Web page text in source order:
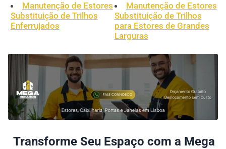
Manutenção de Estores
Substituição de Trilhos
Enferrujados
Manutenção de Estores
Substituição de Trilhos
para Estores de Grandes
Larguras
Transforme Seu Espaço com a Mega